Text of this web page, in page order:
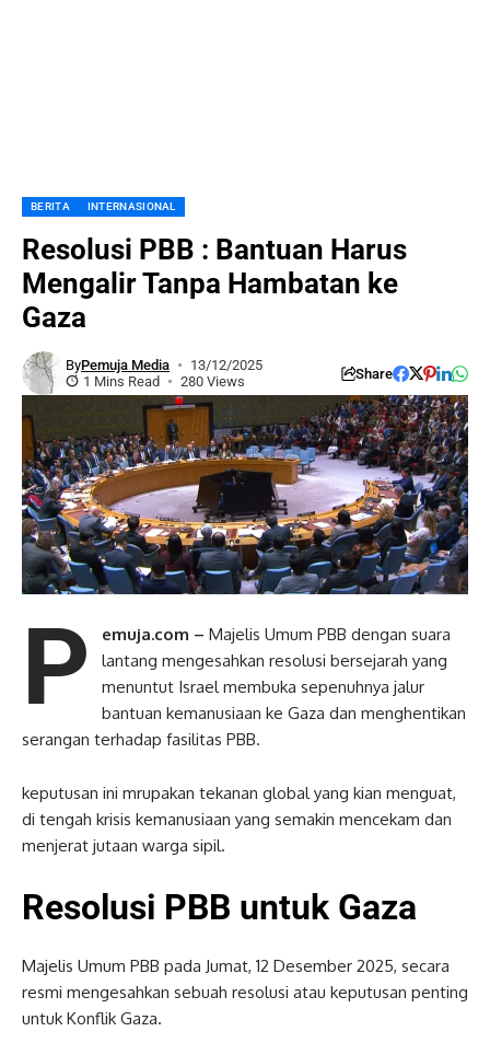
BERITA INTERNASIONAL
Resolusi PBB : Bantuan Harus
Mengalir Tanpa Hambatan ke
Gaza
ByPemuja Media
13/12/2025
1 Mins Read
280 Views Share
P emuja.com – Majelis Umum PBB dengan suara
lantang mengesahkan resolusi bersejarah yang
menuntut Israel membuka sepenuhnya jalur
bantuan kemanusiaan ke Gaza dan menghentikan
serangan terhadap fasilitas PBB.
keputusan ini mrupakan tekanan global yang kian menguat,
di tengah krisis kemanusiaan yang semakin mencekam dan
menjerat jutaan warga sipil.
Resolusi PBB untuk Gaza
Majelis Umum PBB pada Jumat, 12 Desember 2025, secara
resmi mengesahkan sebuah resolusi atau keputusan penting
untuk Konflik Gaza.